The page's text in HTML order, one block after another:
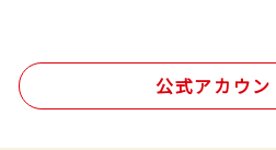
公式アカウ